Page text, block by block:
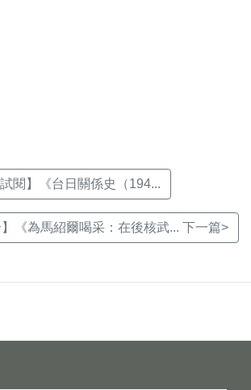
閱】《台日關係史（194...
】《為馬紹爾喝采：在後核武... 下一篇>